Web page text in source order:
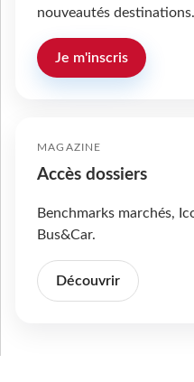
nouveautés destinations.
Je m'inscris
MAGAZINE
Accès dossiers
Benchmarks marchés,
Bus&Car.
Découvrir